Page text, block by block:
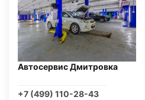
Автосервис Дмитровка
+7 (499) 110-28-43